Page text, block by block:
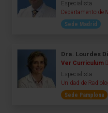
Especialista
Departamento de
Sede Madrid
Dra. Lourdes
Ver Curriculum
Especialista
Unidad de
Sede Pamplona